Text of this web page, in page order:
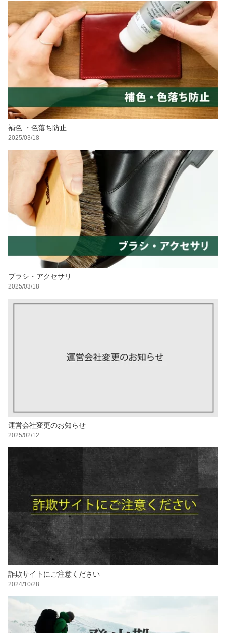
補色 ・色落ち防止
2025/03/18
ブラシ・アクセサリ
2025/03/18
運営会社変更のお知らせ
2025/02/12
詐欺サイトにご注意ください
2024/10/28